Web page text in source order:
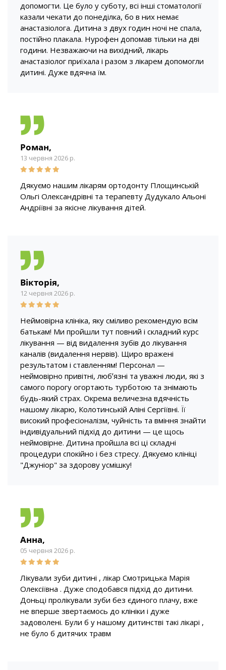
допомогти. Це було у суботу, всі інші стоматології
казали чекати до понеділка, бо в них немає
анастазіолога. Дитина з двух годин ночі не спала,
постійно плакала. Нурофен допомав тільки на дві
години. Незважаючи на вихідний, лікарь
анастазіолог приїхала і разом з лікарем допомогли
дитині. Дуже вдячна їм.
Роман,
13 червня 2026 р.
Дякуємо нашим лікарям ортодонту Площинській
Ольгі Олександрівні та терапевту Дудукало Альоні
Андріївні за якісне лікування дітей.
Вікторія,
12 червня 2026 р.
Неймовірна клініка, яку сміливо рекомендую всім
батькам! Ми пройшли тут повний і складний курс
лікування — від видалення зубів до лікування
каналів (видалення нервів). Щиро вражені
результатом і ставленням! Персонал —
неймовірно привітні, любʼязні та уважні люди, які з
самого порогу огортають турботою та знімають
будь-який страх. Окрема величезна вдячність
нашому лікарю, Колотинській Аліні Сергіївні. Її
високий професіоналізм, чуйність та вміння знайти
індивідуальний підхід до дитини — це щось
неймовірне. Дитина пройшла всі ці складні
процедури спокійно і без стресу. Дякуємо клініці
"Джуніор" за здорову усмішку!
Анна,
05 червня 2026 р.
Лікували зуби дитині , лікар Смотрицька Марія
Олексіївна . Дуже сподобався підхід до дитини.
Доньці пролікували зуби без єдиного плачу, вже
не вперше звертаємось до клініки і дуже
задоволені. Були б у нашому дитинстві такі лікарі ,
не було б дитячих травм